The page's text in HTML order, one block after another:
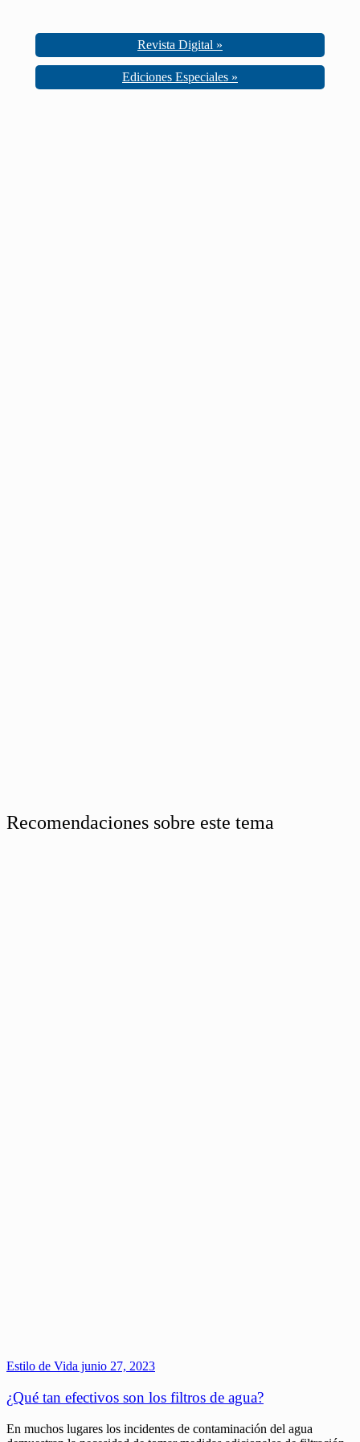
Revista Digital »
Ediciones Especiales »
Recomendaciones sobre este tema
Estilo de Vida junio 27, 2023
¿Qué tan efectivos son los filtros de agua?
En muchos lugares los incidentes de contaminación del agua